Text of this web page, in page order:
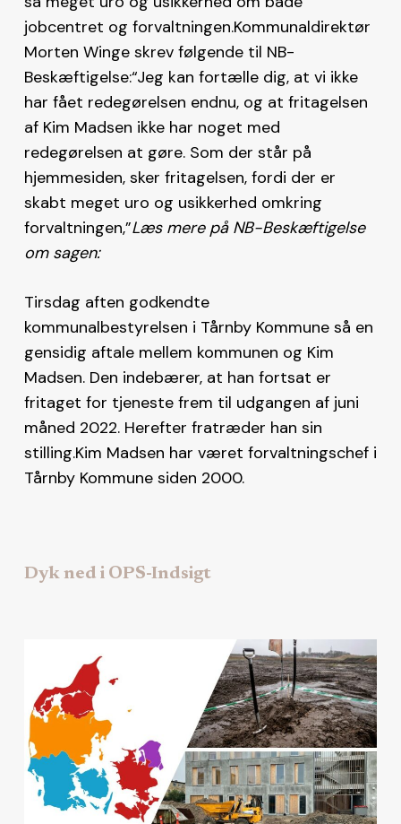
jobcentret og forvaltningen.Kommunaldirektør
Morten Winge skrev følgende til NB-
Beskæftigelse:“Jeg kan fortælle dig, at vi ikke
har fået redegørelsen endnu, og at fritagelsen
af Kim Madsen ikke har noget med
redegørelsen at gøre. Som der står på
hjemmesiden, sker fritagelsen, fordi der er
skabt meget uro og usikkerhed omkring
forvaltningen,”Læs mere på NB-Beskæftigelse
om sagen:
Tirsdag aften godkendte
kommunalbestyrelsen i Tårnby Kommune så en
gensidig aftale mellem kommunen og Kim
Madsen. Den indebærer, at han fortsat er
fritaget for tjeneste frem til udgangen af juni
måned 2022. Herefter fratræder han sin
stilling.Kim Madsen har været forvaltningschef i
Tårnby Kommune siden 2000.
Dyk ned i OPS-Indsigt